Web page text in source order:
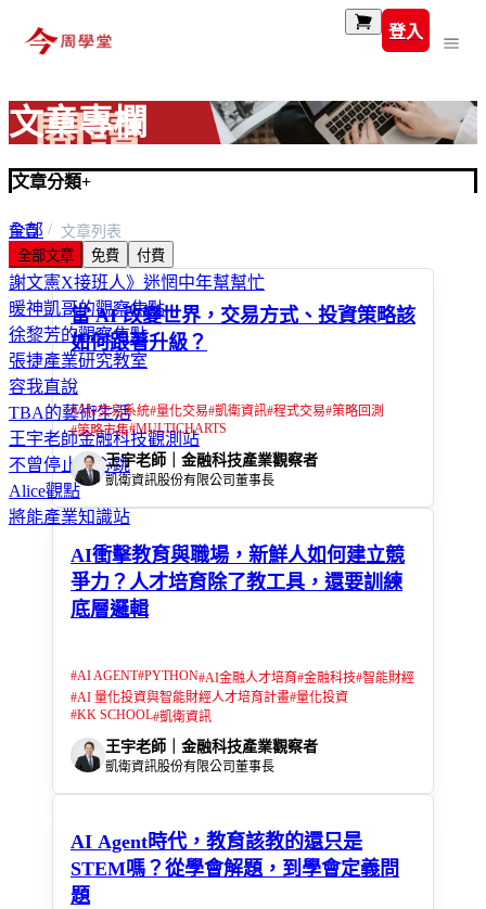
登入
文章專欄
文章分類+
全部
富玩家
謝文憲X接班人》迷惘中年幫幫忙
暖神凱哥的觀察焦點
徐黎芳的觀察焦點
張捷產業研究教室
容我直說
TBA的藝術生活
王宇老師金融科技觀測站
不曾停止的心跳
Alice觀點
將能產業知識站
首頁
文章列表
全部文章
免費 付費
當 AI 改變世界，交易方式、投資策略該
如何跟著升級？
#AI#交易系統#量化交易#凱衛資訊#程式交易#策略回測
#策略市集#MULTICHARTS
王宇老師｜金融科技產業觀察者
凱衛資訊股份有限公司董事長
AI衝擊教育與職場，新鮮人如何建立競
爭力？人才培育除了教工具，還要訓練
底層邏輯
#AI AGENT#PYTHON#AI金融人才培育#金融科技#智能財經
#AI 量化投資與智能財經人才培育計畫#量化投資
#KK SCHOOL#凱衛資訊
王宇老師｜金融科技產業觀察者
凱衛資訊股份有限公司董事長
AI Agent時代，教育該教的還只是
STEM嗎？從學會解題，到學會定義問
題